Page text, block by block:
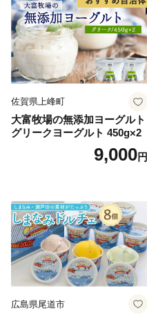
佐賀県上峰町
大富牧場の無添加ヨーグルト
グリークヨーグルト 450g×2
9,000円
広島県尾道市